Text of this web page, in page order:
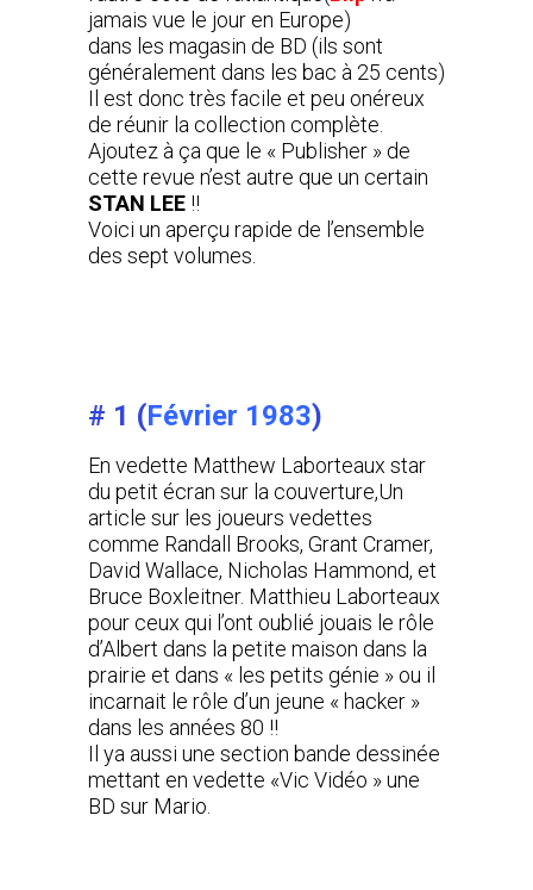
jamais vue le jour en Europe)
dans les magasin de BD (ils sont
généralement dans les bac à 25 cents)
Il est donc très facile et peu onéreux
de réunir la collection complète.
Ajoutez à ça que le « Publisher » de
cette revue n’est autre que un certain
STAN LEE !!
Voici un aperçu rapide de l’ensemble
des sept volumes.
# 1 (Février 1983)
En vedette Matthew Laborteaux star
du petit écran sur la couverture,Un
article sur les joueurs vedettes
comme Randall Brooks, Grant Cramer,
David Wallace, Nicholas Hammond, et
Bruce Boxleitner. Matthieu Laborteaux
pour ceux qui l’ont oublié jouais le rôle
d’Albert dans la petite maison dans la
prairie et dans « les petits génie » ou il
incarnait le rôle d’un jeune « hacker »
dans les années 80 !!
Il ya aussi une section bande dessinée
mettant en vedette «Vic Vidéo » une
BD sur Mario.